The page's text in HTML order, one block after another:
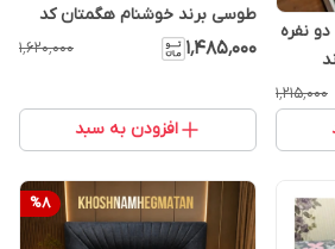
کاور تخت کش دوزی شده دو نفره
برند
۱٬۲۱۵٬۰۰۰
طوسی برند خوشنام هگمتان کد
002
۱٬۴۸۵٬۰۰۰ ۱٬۶۲۰٬۰۰۰
افزودن به سبد
%8